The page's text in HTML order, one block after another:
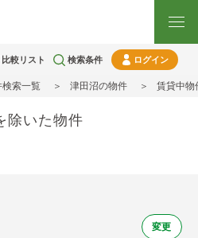
比較リスト 検索条件 ログイン
検索一覧 津田沼の物件 賃貸中物
除いた物件
変更